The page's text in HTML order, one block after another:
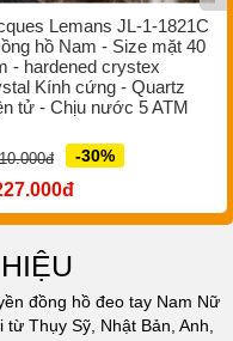
Lemans JL-1-1821C
hồ Nam - Size mặt 40
- hardened crystex
Kính cứng - Quartz
tử - Chịu nước 5 ATM
-30%
đồng hồ đeo tay Nam Nữ
Thụy Sỹ, Nhật Bản, Anh,